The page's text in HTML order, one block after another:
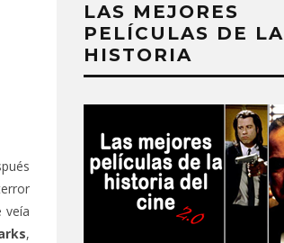
veía
,
LAS MEJORES
PELÍCULAS DE LA
HISTORIA